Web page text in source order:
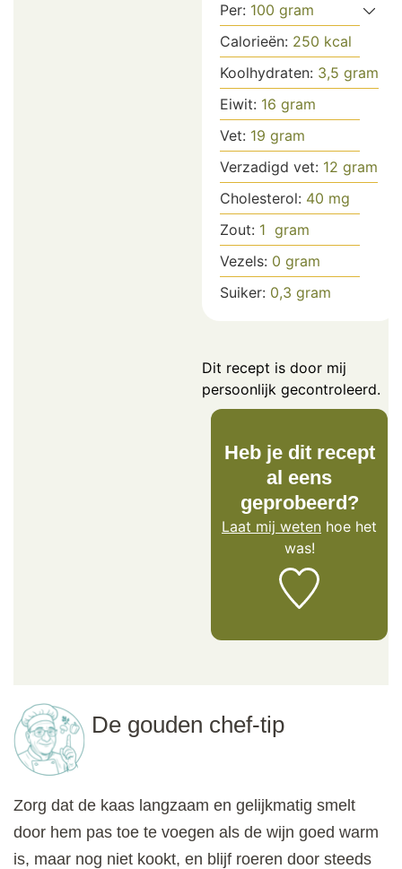
Per: 100 gram
Calorieën: 250 kcal
Koolhydraten: 3,5 gram
Eiwit: 16 gram
Vet: 19 gram
Verzadigd vet: 12 gram
Cholesterol: 40 mg
Zout: 1 gram
Vezels: 0 gram
Suiker: 0,3 gram
Dit recept is door mij
persoonlijk gecontroleerd.
Heb je dit recept
al eens
geprobeerd?
Laat mij weten hoe het
was!
De gouden chef-tip
Zorg dat de kaas langzaam en gelijkmatig smelt
door hem pas toe te voegen als de wijn goed warm
is, maar nog niet kookt, en blijf roeren door steeds